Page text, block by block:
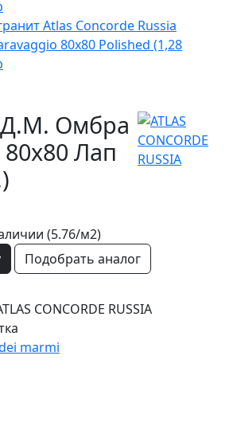
Омбра
Лап
(5.76/м2)
Подобрать аналог
CONCORDE RUSSIA
marmi